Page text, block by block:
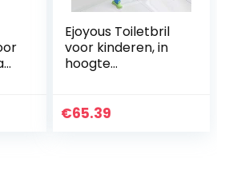
Ejoyous Toiletbril
voor kinderen, in
hoogte
toilettrainer met
€65.39